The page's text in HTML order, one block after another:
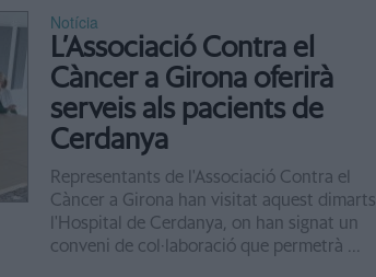
Notícia
L’Associació Contra el
Càncer a Girona oferirà
serveis als pacients de
Cerdanya
Representants de l'Associació Contra el
Càncer a Girona han visitat aquest dimarts
l'Hospital de Cerdanya, on han signat un
conveni de col·laboració que permetrà ...